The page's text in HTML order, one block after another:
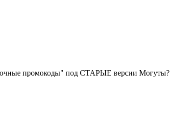
промокоды" под СТАРЫЕ версии Могуты?